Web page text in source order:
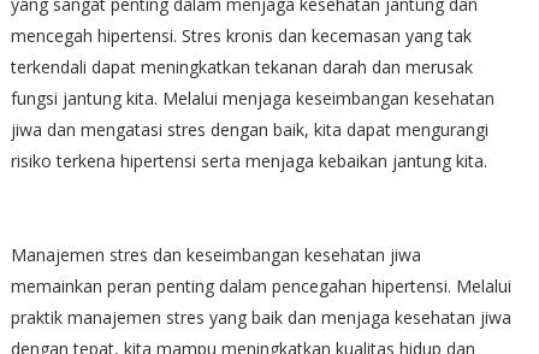
mencegah hipertensi. Stres kronis dan kecemasan yang tak
terkendali dapat meningkatkan tekanan darah dan merusak
fungsi jantung kita. Melalui menjaga keseimbangan kesehatan
jiwa dan mengatasi stres dengan baik, kita dapat mengurangi
risiko terkena hipertensi serta menjaga kebaikan jantung kita.
Manajemen stres dan keseimbangan kesehatan jiwa
memainkan peran penting dalam pencegahan hipertensi. Melalui
praktik manajemen stres yang baik dan menjaga kesehatan jiwa
dengan tepat, kita mampu meningkatkan kualitas hidup dan